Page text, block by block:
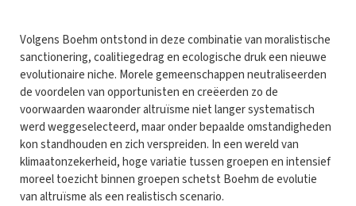
Volgens Boehm ontstond in deze combinatie van moralistische
sanctionering, coalitiegedrag en ecologische druk een nieuwe
evolutionaire niche. Morele gemeenschappen neutraliseerden
de voordelen van opportunisten en creëerden zo de
voorwaarden waaronder altruïsme niet langer systematisch
werd weggeselecteerd, maar onder bepaalde omstandigheden
kon standhouden en zich verspreiden. In een wereld van
klimaatonzekerheid, hoge variatie tussen groepen en intensief
moreel toezicht binnen groepen schetst Boehm de evolutie
van altruïsme als een realistisch scenario.